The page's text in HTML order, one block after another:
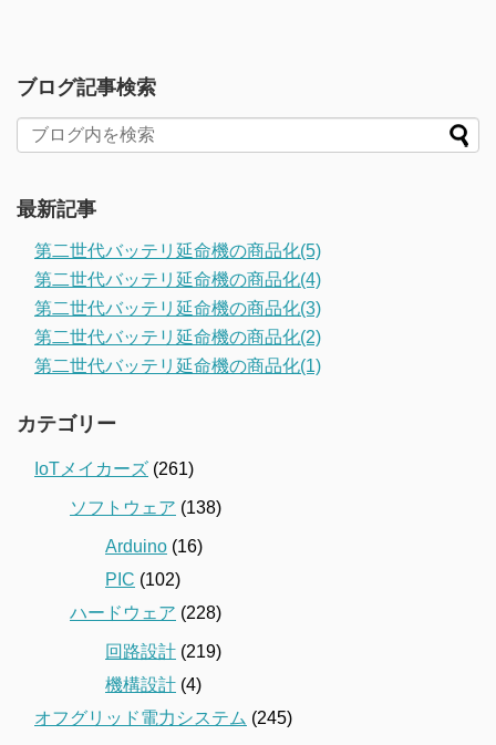
ブログ記事検索
最新記事
第二世代バッテリ延命機の商品化(5)
第二世代バッテリ延命機の商品化(4)
第二世代バッテリ延命機の商品化(3)
第二世代バッテリ延命機の商品化(2)
第二世代バッテリ延命機の商品化(1)
カテゴリー
IoTメイカーズ (261)
ソフトウェア (138)
Arduino (16)
PIC (102)
ハードウェア (228)
回路設計 (219)
機構設計 (4)
オフグリッド電力システム (245)